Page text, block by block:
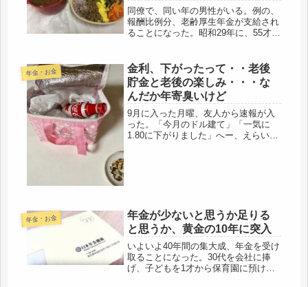
＾ミネストローネ弁当。
同僚で、同い年の男性がいる。例の、
報酬比例分、老齢厚生年金が支給され
ることになった。昭和29年に、55才か
り、その後、昭和61年に改正。65才開
始になったものの、女性は3...
年金・お金
金利、下がったって・・老後
貯金と老後の楽しみ・・・な
んだか年寄臭いけど
9月に入った月曜、友人から速報が入
った。「今月のドル建て」「一気に
1.80に下がりました」へー、えらい下
年金・お金
年金が少ないと思うか足りる
と思うか、黄金の10年に突入
いよいよ40年間の集大成、年金を受け
取ることになった。30代を会社に捧
げ、子どもを1才から保育園に預け